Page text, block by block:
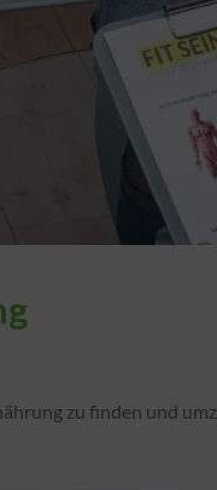
zu finden und